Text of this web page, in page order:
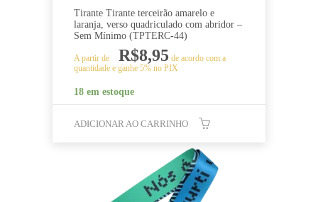
Tirante Tirante terceirão amarelo e
laranja, verso quadriculado com abridor –
Sem Mínimo (TPTERC-44)
A partir de R$8,95 de acordo com a
quantidade e ganhe 5% no PIX
18 em estoque
ADICIONAR AO CARRINHO